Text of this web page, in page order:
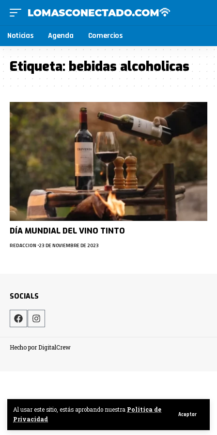
Al usar este sitio, estás aprobando nuestra Politica de
Privacidad
Aceptar
Noticias Agenda Comercios
Etiqueta:bebidas alcoholicas
DÍA MUNDIAL DEL VINO TINTO
REDACCION 23 DE NOVIEMBRE DE 2023
SOCIALS
Hecho por DigitalCrew